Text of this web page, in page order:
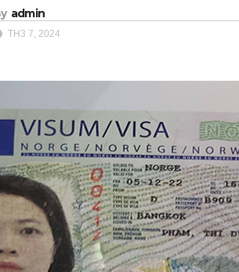
admin
TH3 7, 2024